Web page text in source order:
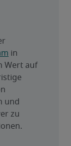
in
Wert auf
und
zu